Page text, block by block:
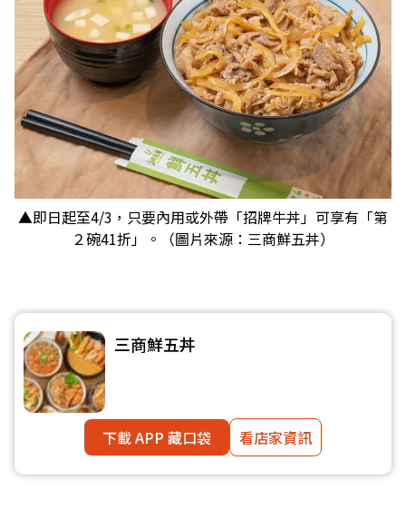
▲即日起至4/3，只要內用或外帶「招牌牛丼」可享有「第
２碗41折」。（圖片來源：三商鮮五丼）
三商鮮五丼
下載 APP 藏口袋 看店家資訊